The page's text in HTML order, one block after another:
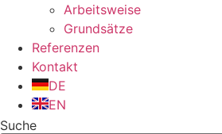
Arbeitsweise
Grundsätze
Referenzen
Kontakt
DE
EN
Suche